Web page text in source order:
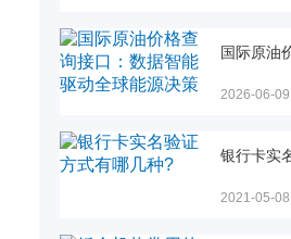
国际原油
2026-06-09
银行卡实
2021-05-08